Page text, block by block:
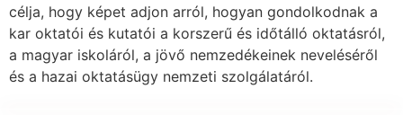
célja, hogy képet adjon arról, hogyan gondolkodnak a
kar oktatói és kutatói a korszerű és időtálló oktatásról,
a magyar iskoláról, a jövő nemzedékeinek neveléséről
és a hazai oktatásügy nemzeti szolgálatáról.